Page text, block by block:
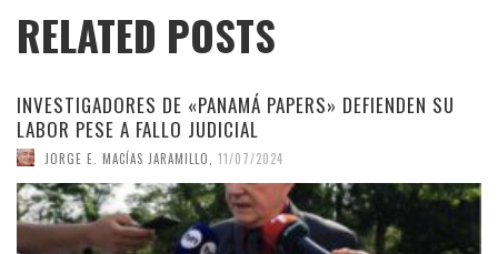
RELATED POSTS
INVESTIGADORES DE «PANAMÁ PAPERS» DEFIENDEN SU
LABOR PESE A FALLO JUDICIAL
JORGE E. MACÍAS JARAMILLO 11/07/2024